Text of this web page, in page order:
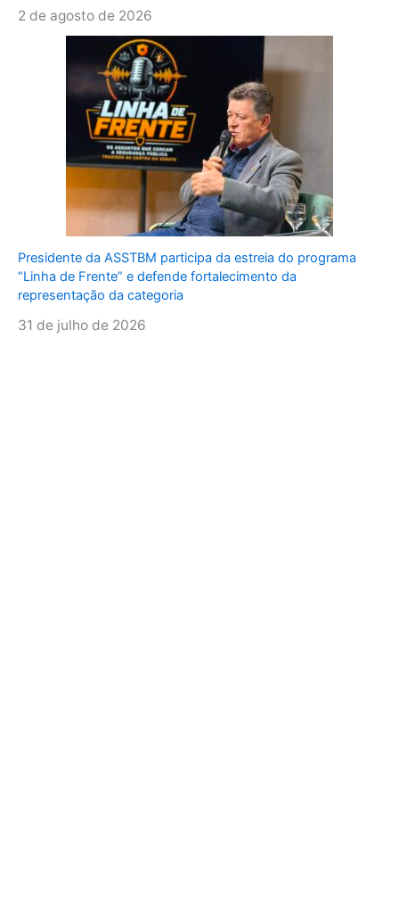
2 de agosto de 2026
Presidente da ASSTBM participa da estreia do programa
“Linha de Frente” e defende fortalecimento da
representação da categoria
31 de julho de 2026